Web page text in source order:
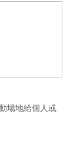
場地給個人或